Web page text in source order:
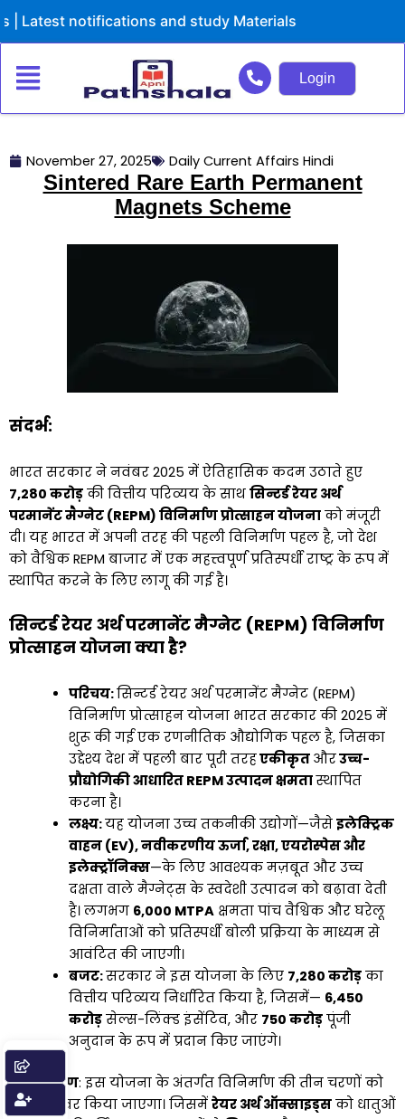
Skip
to
notifications and study Materials
Login
November 27, 2025 Daily Current Affairs Hindi
Sintered Rare Earth Permanent
Magnets Scheme
संदर्भ:
भारत सरकार ने नवंबर 2025 में ऐतिहासिक कदम उठाते हुए
₹7,280 करोड़ की वित्तीय परिव्यय के साथ सिन्टर्ड रेयर अर्थ
परमानेंट मैग्नेट (REPM) विनिर्माण प्रोत्साहन योजना को मंजूरी
दी। यह भारत में अपनी तरह की पहली विनिर्माण पहल है, जो देश
को वैश्विक REPM बाजार में एक महत्त्वपूर्ण प्रतिस्पर्धी राष्ट्र के रूप में
स्थापित करने के लिए लागू की गई है।
सिन्टर्ड रेयर अर्थ परमानेंट मैग्नेट (REPM) विनिर्माण
प्रोत्साहन योजना क्या है?
परिचय:सिन्टर्ड रेयर अर्थ परमानेंट मैग्नेट (REPM)
विनिर्माण प्रोत्साहन योजना भारत सरकार की 2025 में
शुरू की गई एक रणनीतिक औद्योगिक पहल है, जिसका
उद्देश्य देश में पहली बार पूरी तरहएकीकृत औरउच्च-
प्रौद्योगिकी आधारित REPM उत्पादन क्षमतास्थापित
करना है।
लक्ष्य:यह योजना उच्च तकनीकी उद्योगों—जैसे इलेक्ट्रिक
वाहन (EV), नवीकरणीय ऊर्जा, रक्षा, एयरोस्पेस और
इलेक्ट्रॉनिक्स—के लिए आवश्यक मज़बूत और उच्च
दक्षता वाले मैग्नेट्स के स्वदेशी उत्पादन को बढ़ावा देती
है। लगभग 6,000 MTPAक्षमता पांच वैश्विक और घरेलू
विनिर्माताओं को प्रतिस्पर्धी बोली प्रक्रिया के माध्यम से
आवंटित की जाएगी।
बजट:सरकार ने इस योजना के लिए ₹7,280 करोड़का
वित्तीय परिव्यय निर्धारित किया है, जिसमें— ₹6,450
करोड़सेल्स-लिंक्ड इंसेंटिव, और ₹750 करोड़पूंजी
अनुदान के रूप में प्रदान किए जाएंगे।
चरण: इस योजना के अंतर्गत विनिर्माण की तीन चरणों को
कवर किया जाएगा। जिसमें रेयर अर्थ ऑक्साइड्सको धातुओं